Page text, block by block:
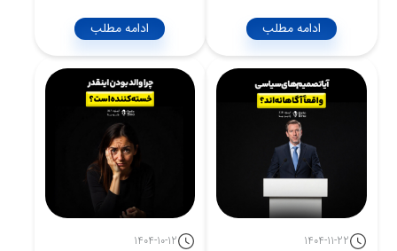
ادامه مطلب
ادامه مطلب
1404-11-22
1404-10-12